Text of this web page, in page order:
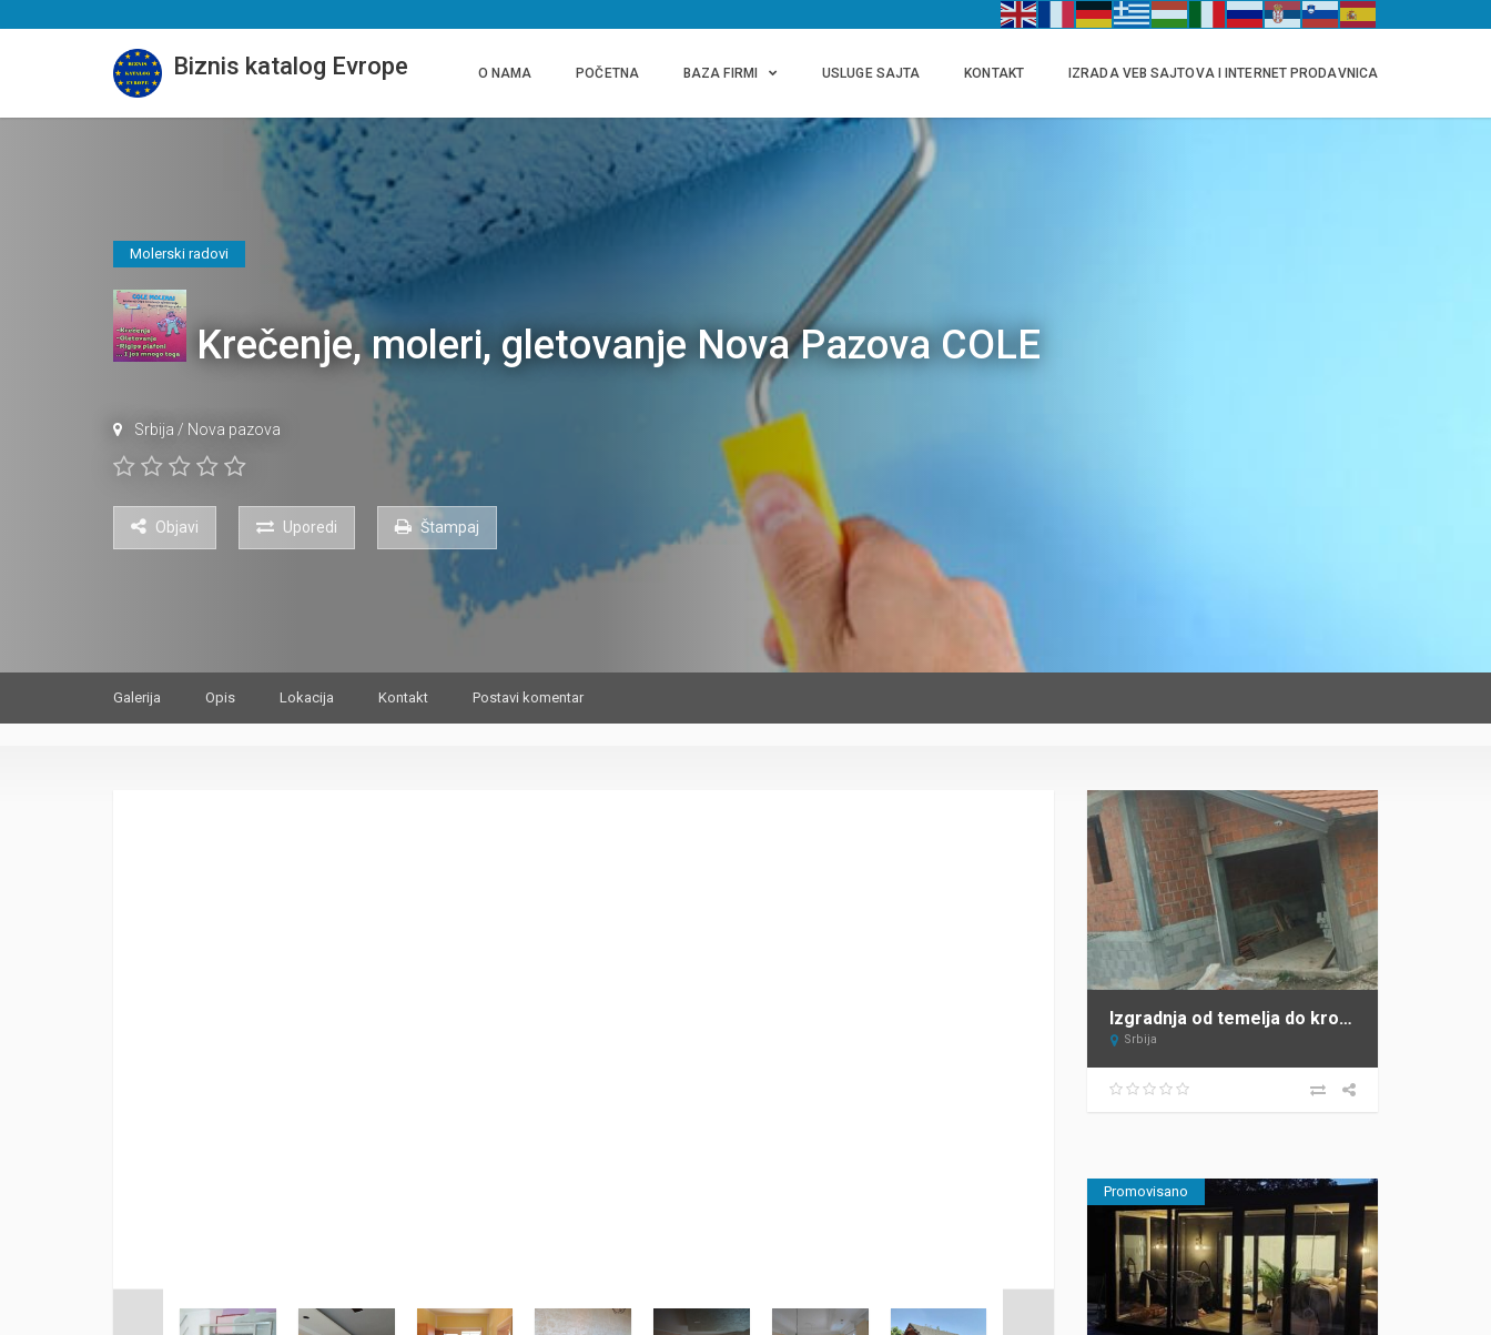
Biznis katalog Evrope O NAMA POČETNA BAZA FIRMI USLUGE SAJTA KONTAKT IZRADA VEB SAJTOVA I INTERNET PRODAVNICA
Molerski radovi
Krečenje, moleri, gletovanje Nova Pazova COLE
Srbija / Nova pazova
Objavi Uporedi Štampaj
Galerija Opis Lokacija Kontakt Postavi komentar
Izgradnja od temelja do krova JAGODIC Sopot
Srbija
Promovisano